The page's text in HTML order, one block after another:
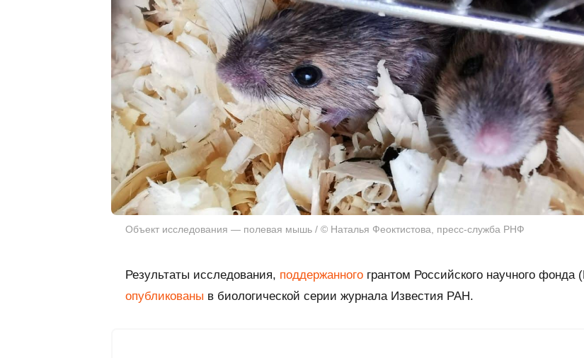
Объект исследования — полевая мышь / © Наталья Феоктистова, пресс-служба РНФ
Результаты исследования, поддержанного грантом Российского научного фонда
опубликованы в биологической серии журнала Известия РАН.